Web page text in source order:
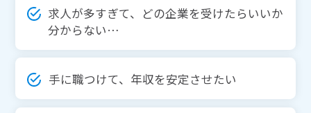
求人が多すぎて、どの企業を受けたらいいか
分からない…
手に職つけて、年収を安定させたい